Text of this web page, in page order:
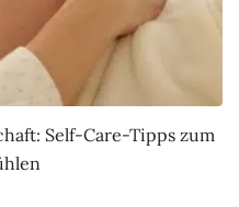
Self-Care-Tipps zum